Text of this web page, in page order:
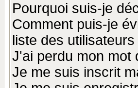
Pourquoi suis-je
Comment puis-je
liste des
J'ai perdu mon mot
Je me suis inscrit